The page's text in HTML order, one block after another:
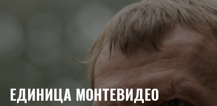
ЕДИНИЦА МОНТЕВИДЕО